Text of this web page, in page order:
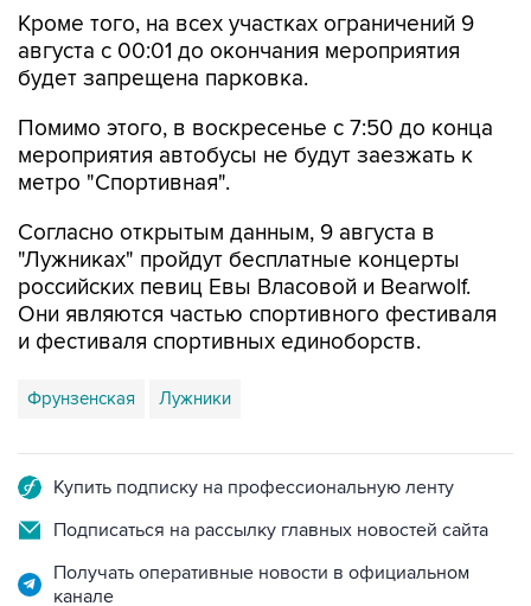
будет запрещена парковка.
Помимо этого, в воскресенье с 7:50 до конца
метро "Спортивная".
Согласно открытым данным, 9 августа в
российских певиц Евы Власовой и Bearwolf.
Они являются частью спортивного фестиваля
и фестиваля спортивных единоборств.
Фрунзенская Лужники
Подписаться на рассылку главных новостей сайта
Получать оперативные новости в официальном